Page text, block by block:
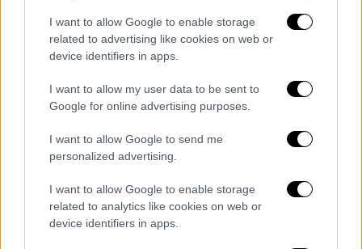
I want to allow Google to enable storage
related to advertising like cookies on web or
device identifiers in apps.
I want to allow my user data to be sent to
Google for online advertising purposes.
I want to allow Google to send me
personalized advertising.
I want to allow Google to enable storage
related to analytics like cookies on web or
device identifiers in apps.